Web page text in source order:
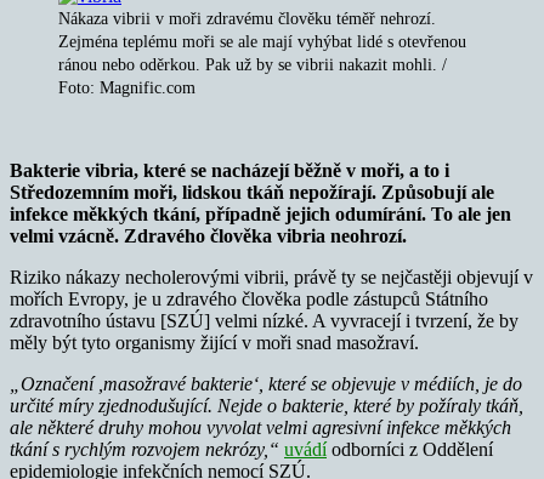
Nákaza vibrii v moři zdravému člověku téměř nehrozí.
Zejména teplému moři se ale mají vyhýbat lidé s otevřenou
ránou nebo oděrkou. Pak už by se vibrii nakazit mohli. /
Foto: Magnific.com
Bakterie vibria, které se nacházejí běžně v moři, a to i
Středozemním moři, lidskou tkáň nepožírají. Způsobují ale
infekce měkkých tkání, případně jejich odumírání. To ale jen
velmi vzácně. Zdravého člověka vibria neohrozí.
Riziko nákazy necholerovými vibrii, právě ty se nejčastěji objevují v
mořích Evropy, je u zdravého člověka podle zástupců Státního
zdravotního ústavu [SZÚ] velmi nízké. A vyvracejí i tvrzení, že by
měly být tyto organismy žijící v moři snad masožraví.
„Označení ,masožravé bakterie‘, které se objevuje v médiích, je do
určité míry zjednodušující. Nejde o bakterie, které by požíraly tkáň,
ale některé druhy mohou vyvolat velmi agresivní infekce měkkých
tkání s rychlým rozvojem nekrózy,“ uvádíodborníci z Oddělení
epidemiologie infekčních nemocí SZÚ.